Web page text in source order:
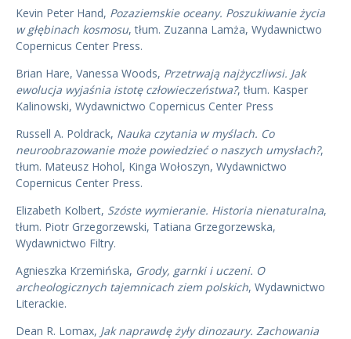
Kevin Peter Hand, Pozaziemskie oceany. Poszukiwanie życia
w głębinach kosmosu, tłum. Zuzanna Lamża, Wydawnictwo
Copernicus Center Press.
Brian Hare, Vanessa Woods, Przetrwają najżyczliwsi. Jak
ewolucja wyjaśnia istotę człowieczeństwa?, tłum. Kasper
Kalinowski, Wydawnictwo Copernicus Center Press
Russell A. Poldrack, Nauka czytania w myślach. Co
neuroobrazowanie może powiedzieć o naszych umysłach?,
tłum. Mateusz Hohol, Kinga Wołoszyn, Wydawnictwo
Copernicus Center Press.
Elizabeth Kolbert, Szóste wymieranie. Historia nienaturalna,
tłum. Piotr Grzegorzewski, Tatiana Grzegorzewska,
Wydawnictwo Filtry.
Agnieszka Krzemińska, Grody, garnki i uczeni. O
archeologicznych tajemnicach ziem polskich, Wydawnictwo
Literackie.
Dean R. Lomax, Jak naprawdę żyły dinozaury. Zachowania